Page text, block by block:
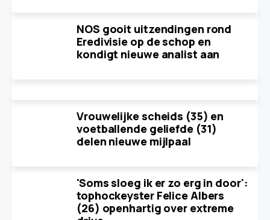
NOS gooit uitzendingen rond
Eredivisie op de schop en
kondigt nieuwe analist aan
Vrouwelijke scheids (35) en
voetballende geliefde (31)
delen nieuwe mijlpaal
'Soms sloeg ik er zo erg in door':
tophockeyster Felice Albers
(26) openhartig over extreme